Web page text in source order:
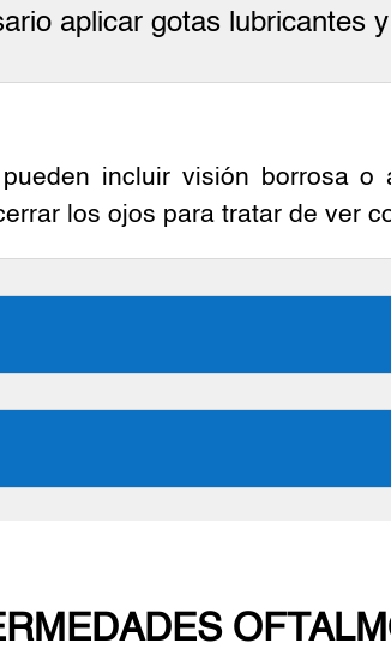
aplicar gotas lubricantes
incluir visión borrosa
los ojos para tratar de ver